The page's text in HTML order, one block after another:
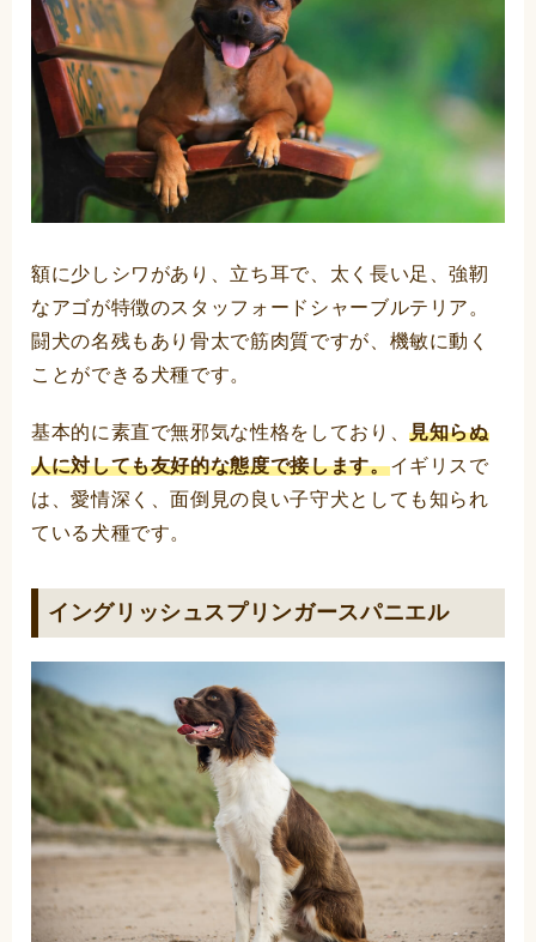
額に少しシワがあり、立ち耳で、太く長い足、強靭
なアゴが特徴のスタッフォードシャーブルテリア。
闘犬の名残もあり骨太で筋肉質ですが、機敏に動く
ことができる犬種です。
基本的に素直で無邪気な性格をしており、見知らぬ
人に対しても友好的な態度で接します。イギリスで
は、愛情深く、面倒見の良い子守犬としても知られ
ている犬種です。
イングリッシュスプリンガースパニエル